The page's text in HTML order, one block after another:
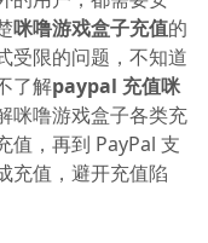
咪噜游戏盒子充值的
受限的问题，不知道
了解paypal 充值咪
咪噜游戏盒子各类充
值，再到 PayPal 支
充值，避开充值陷